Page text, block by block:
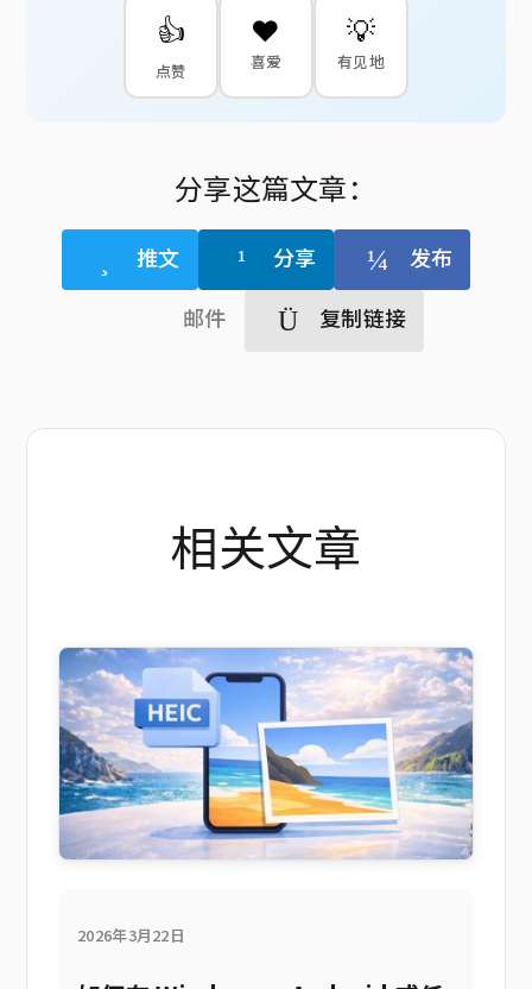
👍
点赞
❤️
喜爱
💡
有见地
分享这篇文章：
推文 分享
发布
邮件
复制链接
相关文章
2026年3月22日